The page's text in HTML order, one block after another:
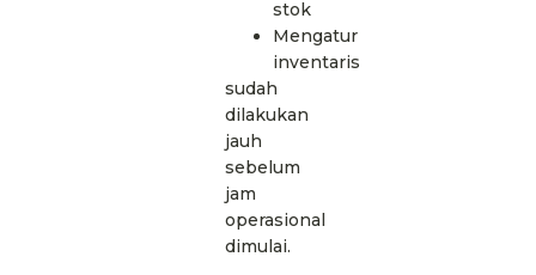
stok
Mengatur
inventaris
sudah
dilakukan
jauh
sebelum
jam
operasional
dimulai.